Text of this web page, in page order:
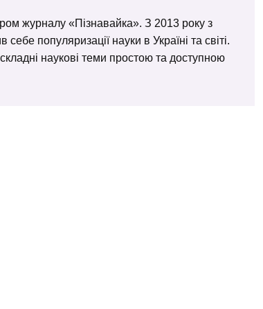
журналу «Пізнавайка». З 2013 року з
популяризації науки в Україні та світі.
наукові теми простою та доступною